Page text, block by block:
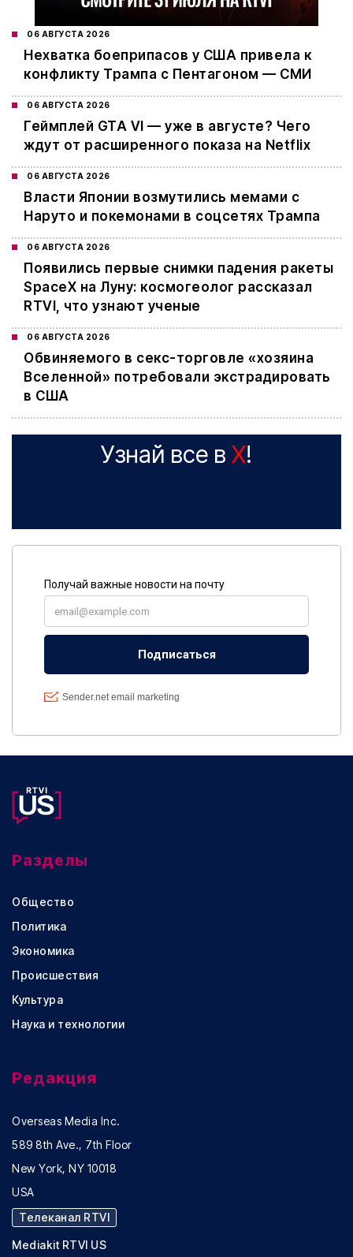
06 АВГУСТА 2026
Нехватка боеприпасов у США привела к
конфликту Трампа с Пентагоном — СМИ
06 АВГУСТА 2026
Геймплей GTA VI — уже в августе? Чего
ждут от расширенного показа на Netflix
06 АВГУСТА 2026
Власти Японии возмутились мемами с
Наруто и покемонами в соцсетях Трампа
06 АВГУСТА 2026
Появились первые снимки падения ракеты
SpaceX на Луну: космогеолог рассказал
RTVI, что узнают ученые
06 АВГУСТА 2026
Обвиняемого в секс-торговле «хозяина
Вселенной» потребовали экстрадировать
в США
Узнай все в X!
Разделы
Общество
Политика
Экономика
Происшествия
Культура
Наука и технологии
Редакция
Overseas Media Inc.
589 8th Ave., 7th Floor
New York, NY 10018
USA
Телеканал RTVI
Mediakit RTVI US